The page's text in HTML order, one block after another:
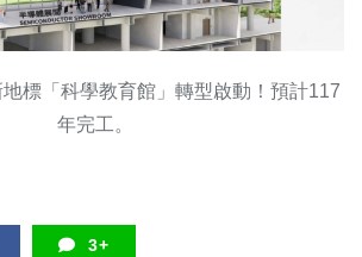
標「科學教育館」轉型啟動！預計117
年完工。
3+